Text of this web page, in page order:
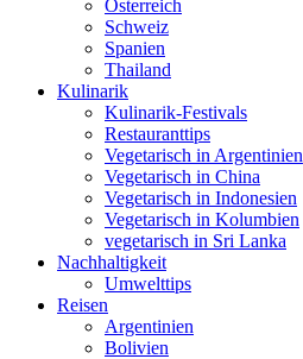
Österreich
Schweiz
Spanien
Thailand
Kulinarik
Kulinarik-Festivals
Restauranttips
Vegetarisch in Argentinien
Vegetarisch in China
Vegetarisch in Indonesien
Vegetarisch in Kolumbien
vegetarisch in Sri Lanka
Nachhaltigkeit
Umwelttips
Reisen
Argentinien
Bolivien